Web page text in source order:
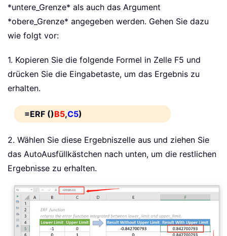
*untere_Grenze* als auch das Argument
*obere_Grenze* angegeben werden. Gehen Sie dazu
wie folgt vor:
1. Kopieren Sie die folgende Formel in Zelle F5 und
drücken Sie die Eingabetaste, um das Ergebnis zu
erhalten.
=ERF ()B5,C5)
2. Wählen Sie diese Ergebniszelle aus und ziehen Sie
das AutoAusfüllkästchen nach unten, um die restlichen
Ergebnisse zu erhalten.